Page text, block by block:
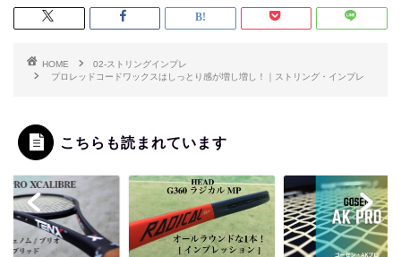
HOME
02-ストリングインプレ
プロレッドコードワックスはしっとり感が増し増し！｜ストリング・インプレ
こちらも読まれています